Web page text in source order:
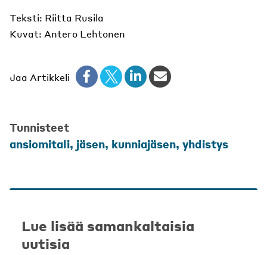
Teksti: Riitta Rusila
Kuvat: Antero Lehtonen
Jaa Artikkeli
Tunnisteet
ansiomitali, jäsen, kunniajäsen, yhdistys
Lue lisää samankaltaisia
uutisia